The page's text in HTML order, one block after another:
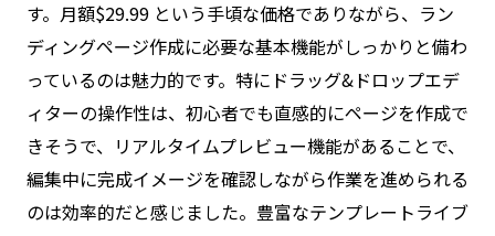
す。月額$29.99 という手頃な価格でありながら、ラン
ディングページ作成に必要な基本機能がしっかりと備わ
っているのは魅力的です。特にドラッグ&ドロップエデ
ィターの操作性は、初心者でも直感的にページを作成で
きそうで、リアルタイムプレビュー機能があることで、
編集中に完成イメージを確認しながら作業を進められる
のは効率的だと感じました。豊富なテンプレートライブ